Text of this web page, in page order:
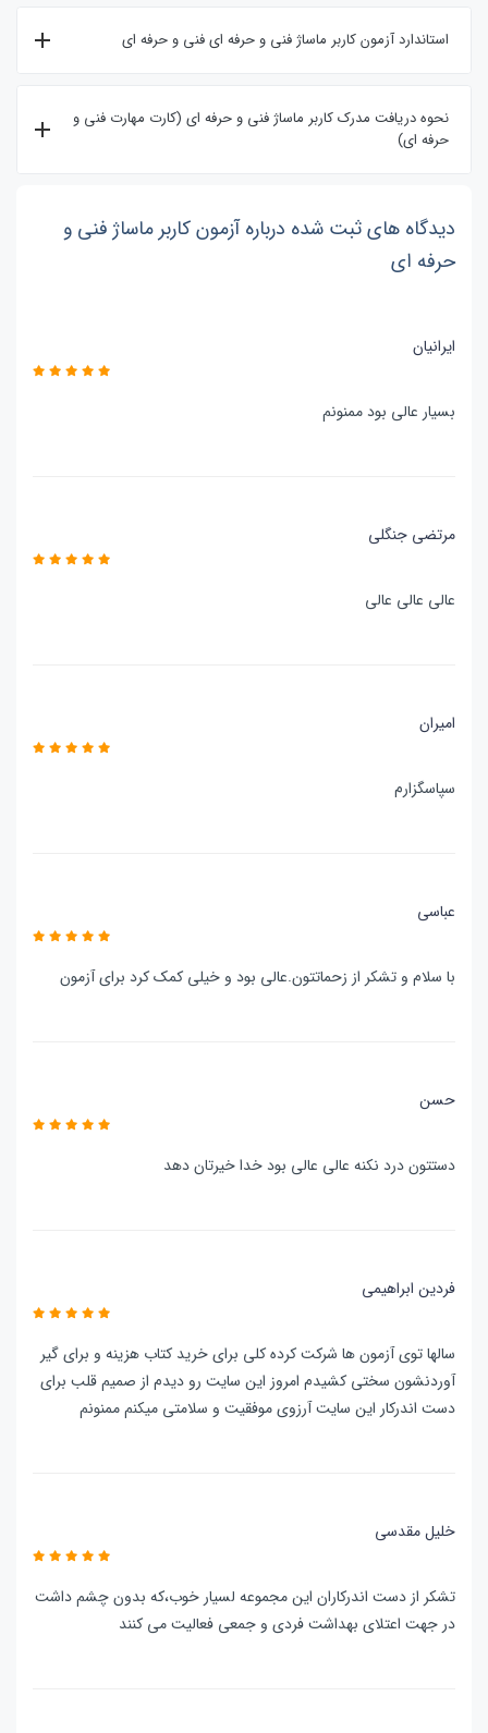
استاندارد آزمون کاربر ماساژ فنی و حرفه ای فنی و حرفه ای
نحوه دریافت مدرک کاربر ماساژ فنی و حرفه ای (کارت مهارت فنی و
حرفه ای)
دیدگاه های ثبت شده درباره آزمون کاربر ماساژ فنی و
حرفه ای
ایرانیان
بسیار عالی بود ممنونم
مرتضی جنگلی
عالی عالی عالی
امیران
سپاسگزارم
عباسی
با سلام و تشکر از زحماتتون.عالی بود و خیلی کمک کرد برای آزمون
حسن
دستتون درد نکنه عالی عالی بود خدا خیرتان دهد
فردین ابراهیمی
سالها توی آزمون ها شرکت کرده کلی برای خرید کتاب هزینه و برای گیر
آوردنشون سختی کشیدم امروز این سایت رو دیدم از صمیم قلب برای
دست اندرکار این سایت آرزوی موفقیت و سلامتی میکنم ممنونم
خلیل مقدسی
تشکر از دست اندرکاران این مجموعه لسیار خوب،که بدون چشم داشت
در جهت اعتلای بهداشت فردی و جمعی فعالیت می کنند